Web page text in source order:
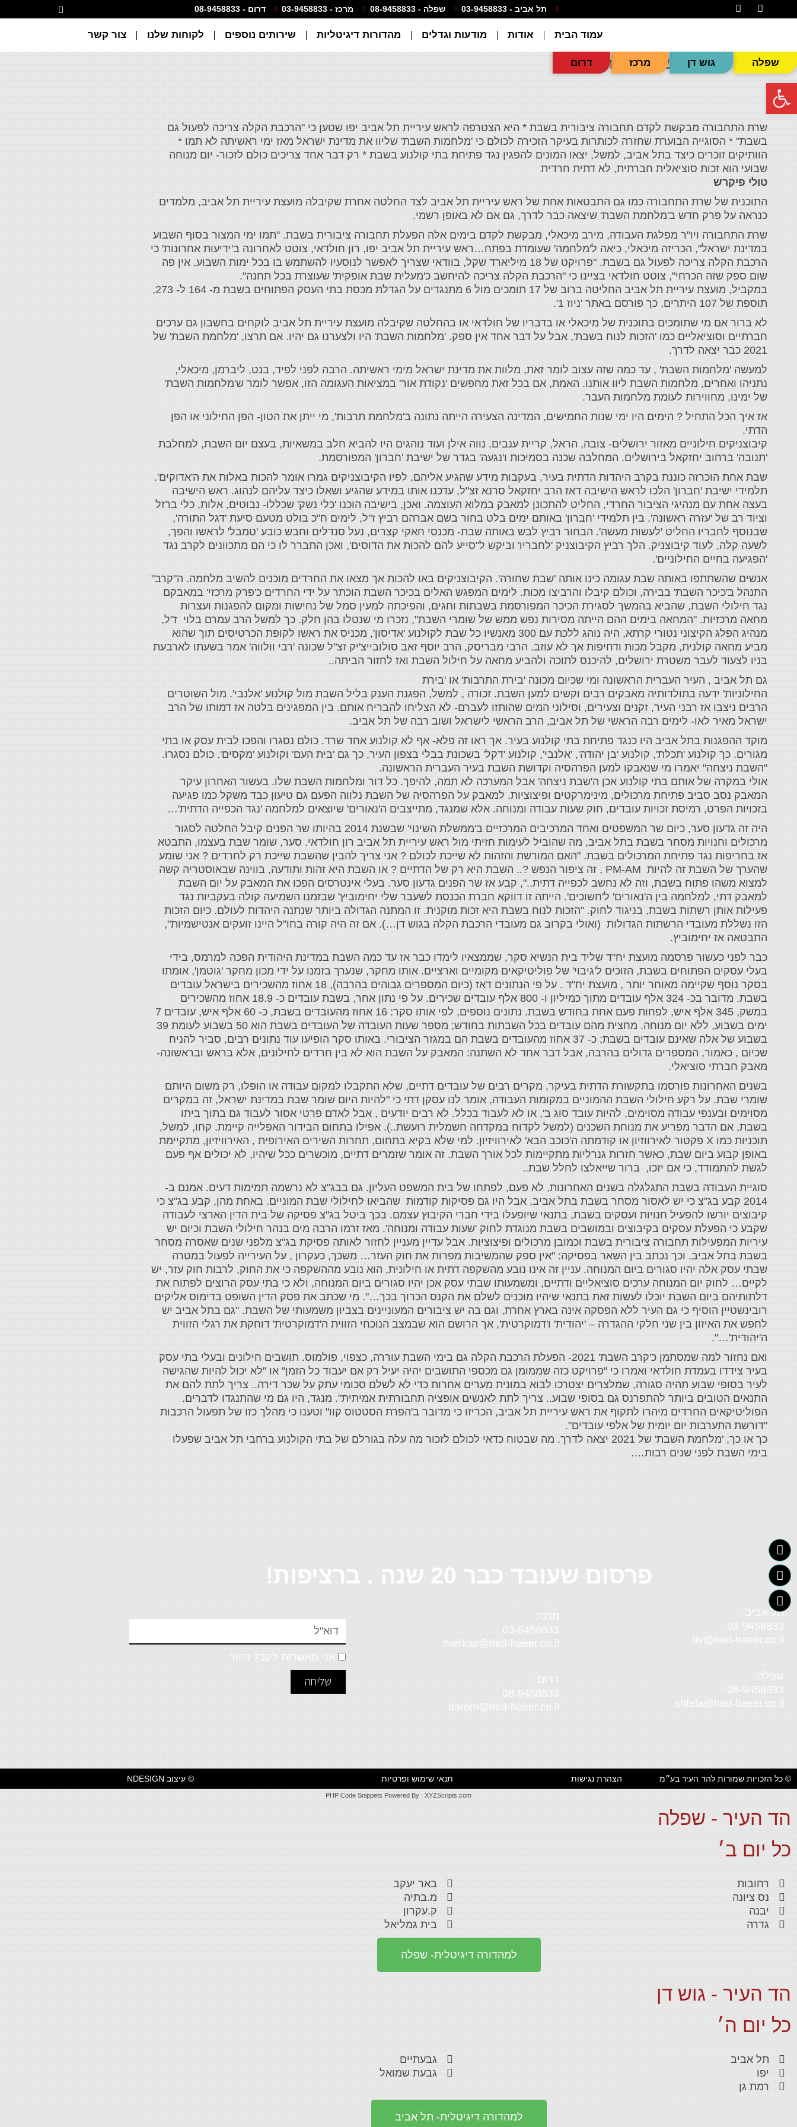
תל אביב - 03-9458833 שפלה - 08-9458833 מרכז - 03-9458833 דרום - 08-9458833
עמוד הבית אודות מודעות וגדלים מהדורות דיגיטליות שירותים נוספים לקוחות שלנו צור קשר
שפלה גוש דן מרכז דרום
מלחמת השבת' (שוב) יצאה לדרך
שרת התחבורה מבקשת לקדם תחבורה ציבורית בשבת * היא הצטרפה לראש עיריית תל אביב יפו שטען כי "הרכבת הקלה צריכה לפעול גם
בשבת" * הסוגייה הבוערת שחזרה לכותרות בעיקר הזכירה לכולם כי 'מלחמות השבת' שליוו את מדינת ישראל מאז ימי ראשיתה לא תמו *
הוותיקים זוכרים כיצד בתל אביב, למשל, יצאו המונים להפגין נגד פתיחת בתי קולנוע בשבת * רק דבר אחד צריכים כולם לזכור- יום מנוחה
שבועי הוא זכות סוציאלית חברתית, לא דתית חרדית
טולי פיקרש
‎התוכנית של שרת התחבורה כמו גם התבטאות אחת של ראש עיריית תל אביב לצד החלטה אחרת שקיבלה מועצת עיריית תל אביב, מלמדים
כנראה על פרק חדש ב'מלחמת השבת' שיצאה כבר לדרך, גם אם לא באופן רשמי.
‎שרת התחבורה ויו"ר מפלגת העבודה, מירב מיכאלי, מבקשת לקדם בימים אלה הפעלת תחבורה ציבורית בשבת. "תמו ימי המצור בסוף השבוע
במדינת ישראל", הכריזה מיכאלי, כיאה ל'מלחמה' שעומדת בפתח…ראש עיריית תל אביב יפו, רון חולדאי, צוטט לאחרונה ב'ידיעות אחרונות' כי
הרכבת הקלה צריכה לפעול גם בשבת. "פרויקט של 18 מיליארד שקל, בוודאי שצריך לאפשר לנוסעיו להשתמש בו בכל ימות השבוע, אין פה
שום ספק שזה הכרחי", צוטט חולדאי בציינו כי "הרכבת הקלה צריכה להיחשב כ'מעלית שבת אופקית' שעוצרת בכל תחנה".
‎במקביל, מועצת עיריית תל אביב החליטה ברוב של 17 תומכים מול 6 מתנגדים על הגדלת מכסת בתי העסק הפתוחים בשבת מ- 164 ל- 273,
תוספת של 107 היתרים, כך פורסם באתר 'ניוז 1'.
‎לא ברור אם מי שתומכים בתוכנית של מיכאלי או בדבריו של חולדאי או בהחלטה שקיבלה מועצת עיריית תל אביב לוקחים בחשבון גם ערכים
חברתיים וסוציאליים כמו 'הזכות לנוח בשבת', אבל על דבר אחד אין ספק. 'מלחמות השבת' היו ולצערנו גם יהיו. אם תרצו, 'מלחמת השבת' של
2021 כבר יצאה לדרך.
‎למעשה 'מלחמות השבת' , עד כמה שזה עצוב לומר זאת, מלוות את מדינת ישראל מימי ראשיתה. הרבה לפני לפיד, בנט, ליברמן, מיכאלי,
נתניהו ואחרים, מלחמות השבת ליוו אותנו. האמת, אם בכל זאת מחפשים 'נקודת אור' במציאות העגומה הזו, אפשר לומר ש'מלחמות השבת'
של ימינו, מחווירות לעומת מלחמות העבר.
‎אז איך הכל התחיל ? הימים היו ימי שנות החמישים, המדינה הצעירה הייתה נתונה ב'מלחמת תרבות', מי ייתן את הטון- הפן החילוני או הפן
הדתי.
‎קיבוצניקים חילוניים מאזור ירושלים- צובה, הראל, קריית ענבים, נווה אילן ועוד נוהגים היו להביא חלב במשאיות, בעצם יום השבת, למחלבת
'תנובה' ברחוב יחזקאל בירושלים. המחלבה שכנה בסמיכות ו'נגעה' בגדר של ישיבת 'חברון' המפורסמת.
‎שבת אחת הוכרזה כוננת בקרב היהדות הדתית בעיר, בעקבות מידע שהגיע אליהם, לפיו הקיבוצניקים גמרו אומר להכות באלות את ה'אדוקים'.
תלמידי ישיבת 'חברון' הלכו לראש הישיבה דאז הרב יחזקאל סרנא זצ"ל, עדכנו אותו במידע שהגיע ושאלו כיצד עליהם לנהוג. ראש הישיבה
בעצה אחת עם מנהיגי הציבור החרדי, החליט להתכונן למאבק במלוא העוצמה. ואכן, בישיבה הוכנו 'כלי נשק' שכללו- נבוטים, אלות, כלי ברזל
וציוד רב של 'עזרה ראשונה'. בין תלמידי 'חברון' באותם ימים בלט בחור בשם אברהם רביץ ז"ל, לימים ח"כ בולט מטעם סיעת 'דגל התורה',
שבנוסף לחבריו החליט 'לעשות מעשה'. הבחור רביץ לבש באותה שבת- מכנסי חאקי קצרים, נעל סנדלים וחבש כובע 'טמבל' לראשו והפך,
לשעה קלה, לעוד קיבוצניק. הלך רביץ הקיבוצניק 'לחבריו' וביקש ל"סייע להם להכות את הדוסים', ואכן התברר לו כי הם מתכוונים לקרב נגד
'הפגיעה בחיים החילוניים'.
‎אנשים שהשתתפו באותה שבת עגומה כינו אותה 'שבת שחורה'. הקיבוצניקים באו להכות אך מצאו את החרדים מוכנים להשיב מלחמה. ה"קרב"
התנהל ב'כיכר השבת' בבירה, וכולם קיבלו והרביצו מכות. לימים המפגש האלים בכיכר השבת הוכתר על ידי החרדים כ'פרק מרכזי' במאבקם
נגד חילולי השבת, שהביא בהמשך לסגירת הכיכר המפורסמת בשבתות וחגים, והפיכתה למעין סמל של נחישות ומקום להפגנות ועצרות
מחאה מרכזיות. "המחאה בימים ההם הייתה מסירות נפש ממש של שומרי השבת", נזכרו מי שנטלו בהן חלק. כך למשל הרב עמרם בלוי ז"ל,
מנהיג הפלג הקיצוני נטורי קרתא, היה נוהג ללכת עם 300 מאנשיו כל שבת לקולנוע 'אדיסון', מכניס את ראשו לקופת הכרטיסים תוך שהוא
מביע מחאה קולנית, מקבל מכות ודחיפות אך לא עוזב. הרבי מבריסק, הרב יוסף זאב סולובייצ'יק זצ"ל שכונה 'רבי וולווה' אמר בשעתו לארבעת
בניו לצעוד לעבר משטרת ירושלים, להיכנס לתוכה ולהביע מחאה על חילול השבת ואז לחזור הביתה..
גם תל אביב , העיר העברית הראשונה ומי שכיום מכונה 'בירת התרבות' או 'בירת
החילוניות' ידעה בתולדותיה מאבקים רבים וקשים למען השבת. זכורה , למשל, הפגנת הענק בליל השבת מול קולנוע 'אלנבי'. מול השוטרים
הרבים ניצבו אז רבני העיר, זקנים וצעירים, וסילוני המים שהותזו לעברם- לא הצליחו להבריח אותם. בין המפגינים בלטה אז דמותו של הרב
ישראל מאיר לאו- לימים רבה הראשי של תל אביב, הרב הראשי לישראל ושוב רבה של תל אביב.
‎מוקד ההפגנות בתל אביב היו כנגד פתיחת בתי קולנוע בעיר. אך ראו זה פלא- אף לא קולנוע אחד שרד. כולם נסגרו והפכו לבית עסק או בתי
מגורים. כך קולנוע 'תכלת', קולנוע 'בן יהודה', 'אלנבי', קולנוע 'דקל' בשכונת בבלי בצפון העיר, כך גם 'בית העם' וקולנוע 'מקסים'. כולם נסגרו.
"השבת ניצחה" יאמרו מי שנאבקו למען הפרהסיה וקדושת השבת בעיר העברית הראשונה.
‎אולי במקרה של אותם בתי קולנוע אכן ה'שבת ניצחה' אבל המערכה לא תמה, להיפך. כל דור ומלחמות השבת שלו. בעשור האחרון עיקר
המאבק נסב סביב פתיחת מרכולים, מינימרקטים ופיצוציות. למאבק על הפרהסיה של השבת נלווה הפעם גם טיעון כבד משקל כמו פגיעה
בזכויות הפרט, רמיסת זכויות עובדים, חוק שעות עבודה ומנוחה. אלא שמנגד, מתייצבים ה'נאורים' שיוצאים למלחמה 'נגד הכפייה הדתית'…
‎היה זה גדעון סער, כיום שר המשפטים ואחד המרכיבים המרכזיים ב'ממשלת השינוי' שבשנת 2014 בהיותו שר הפנים קיבל החלטה לסגור
מרכולים וחנויות מסחר בשבת בתל אביב, מה שהוביל לעימות חזיתי מול ראש עיריית תל אביב רון חולדאי. סער, שומר שבת בעצמו, התבטא
אז בחריפות נגד פתיחת המרכולים בשבת. "האם המורשת והזהות לא שייכת לכולם ? אני צריך להבין שהשבת שייכת רק לחרדים ? אני שומע
שהערך של השבת זה להיות PM-AM , זה ציפור הנפש ?.. השבת היא רק של הדתיים ? או השבת היא זהות ותודעה, בווינה שבאוסטריה קשה
למצוא משהו פתוח בשבת, וזה לא נחשב לכפייה דתית..", קבע אז שר הפנים גדעון סער. בעלי אינטרסים הפכו את המאבק על יום השבת
למאבק דתי, למלחמה בין ה'נאורים' ל'חשוכים'. הייתה זו דווקא חברת הכנסת לשעבר שלי יחימוביץ' שבזמנו השמיעה קולה בעקביות נגד
פעילות אותן רשתות בשבת, בניגוד לחוק. "הזכות לנוח בשבת היא זכות מוקנית. זו המתנה הגדולה ביותר שנתנה היהדות לעולם. כיום הזכות
הזו נשללת מעובדי הרשתות הגדולות (ואולי בקרוב גם מעובדי הרכבת הקלה בגוש דן…). אם זה היה קורה בחו"ל היינו זועקים אנטישמיות",
התבטאה אז יחימוביץ.
‎כבר לפני כעשור פרסמה מועצת יח"ד שליד בית הנשיא סקר, שממצאיו לימדו כבר אז עד כמה השבת במדינת היהודית הפכה למרמס, בידי
בעלי עסקים הפתוחים בשבת, הזוכים ל'גיבוי' של פוליטיקאים מקומיים וארציים. אותו מחקר, שנערך בזמנו על ידי מכון מחקר 'גוטמן', אומתו
בסקר נוסף שקיימה מאוחר יותר , מועצת יח"ד . על פי הנתונים דאז (כיום המספרים גבוהים בהרבה), 18 אחוז מהשכירים בישראל עובדים
בשבת. מדובר בכ- 324 אלף עובדים מתוך כמיליון ו- 800 אלף עובדים שכירים. על פי נתון אחר, בשבת עובדים כ- 18.9 אחוז מהשכירים
במשק, 345 אלף איש, לפחות פעם אחת בחודש בשבת. נתונים נוספים, לפי אותו סקר: 16 אחוז מהעובדים בשבת, כ- 60 אלף איש, עובדים 7
ימים בשבוע, ללא יום מנוחה. מחצית מהם עובדים בכל השבתות בחודש; מספר שעות העובדה של העובדים בשבת הוא 50 בשבוע לעומת 39
בשבוע של אלה שאינם עובדים בשבת; כ- 37 אחוז מהעובדים בשבת הם במגזר הציבורי. באותו סקר הופיעו עוד נתונים רבים, סביר להניח
שכיום , כאמור, המספרים גדולים בהרבה, אבל דבר אחד לא השתנה: המאבק על השבת הוא לא בין חרדים לחילונים, אלא בראש ובראשונה-
מאבק חברתי סוציאלי.
‎בשנים האחרונות פורסמו בתקשורת הדתית בעיקר, מקרים רבים של עובדים דתיים, שלא התקבלו למקום עבודה או הופלו, רק משום היותם
שומרי שבת. על רקע חילולי השבת ההמוניים במקומות העבודה, אומר לנו עסקן דתי כי "להיות היום שומר שבת במדינת ישראל, זה במקרים
מסוימים ובענפי עבודה מסוימים, להיות עובד סוג ב', או לא לעבוד בכלל. לא רבים יודעים , אבל לאדם פרטי אסור לעבוד גם בתוך ביתו
בשבת, אם הדבר מפריע את מנוחת השכנים (למשל לקדוח במקדחה חשמלית רועשת..). אפילו בתחום הבידור האפלייה קיימת. קחו, למשל,
תוכניות כמו X פקטור לאירווזיון או קודמתה ה'כוכב הבא' לאירוויזיון. למי שלא בקיא בתחום, תחרות השירים האירופית , האירוויזיון, מתקיימת
באופן קבוע ביום שבת, כאשר חזרות גנרליות מתקיימות לכל אורך השבת. זה אומר שזמרים דתיים, מוכשרים ככל שיהיו, לא יכולים אף פעם
לגשת להתמודד, כי אם יזכו, ברור שייאלצו לחלל שבת..
‎סוגיית העבודה בשבת התגלגלה בשנים האחרונות, לא פעם, לפתחו של בית המשפט העליון. גם בבג"צ לא נרשמה תמימות דעים. אמנם ב-
2014 קבע בג"צ כי יש לאסור מסחר בשבת בתל אביב, אבל היו גם פסיקות קודמות שהביאו לחילולי שבת המוניים. באחת מהן, קבע בג"צ כי
קיבוצים יורשו להפעיל חנויות ועסקים בשבת, בתנאי שיופעלו בידי חברי הקיבוץ עצמם. בכך ביטל בג"צ פסיקה של בית הדין הארצי לעבודה
שקבע כי הפעלת עסקים בקיבוצים ובמושבים בשבת מנוגדת לחוק 'שעות עבודה ומנוחה'. מאז זרמו הרבה מים בנהר חילולי השבת וכיום יש
עיריות המפעילות תחבורה ציבורית בשבת וכמובן מרכולים ופיצוציות. אבל עדיין מעניין לחזור לאותה פסיקת בג"צ מלפני שנים שאסרה מסחר
בשבת בתל אביב. וכך נכתב בין השאר בפסיקה: "אין ספק שהמשיבות מפרות את חוק העזר… משכך, כעקרון , על העירייה לפעול במטרה
שבתי עסק אלה יהיו סגורים ביום המנוחה. עניין זה אינו נובע מהשקפה דתית או חילונית, הוא נובע מההשקפה כי את החוק, לרבות חוק עזר, יש
לקיים… לחוק יום המנוחה ערכים סוציאליים ודתיים, ומשמעותו שבתי עסק אכן יהיו סגורים ביום המנוחה, ולא כי בתי עסק הרוצים לפתוח את
דלתותיהם ביום השבת יוכלו לעשות זאת בתנאי שיהיו מוכנים לשלם את הקנס הכרוך בכך…". מי שכתב את פסק הדין השופט בדימוס אליקים
רובינשטיין הוסיף כי גם העיר ללא הפסקה אינה בארץ אחרת, וגם בה יש ציבורים המעוניינים בצביון משמעותי של השבת. "גם בתל אביב יש
לחפש את האיזון בין שני חלקי ההגדרה – 'יהודית' ו'דמוקרטית', אך הרושם הוא שבמצב הנוכחי הזווית ה'דמוקרטית' דוחקת את רגלי הזווית
ה'יהודית'…".
‎ואם נחזור למה שמסתמן כ'קרב השבת' 2021- הפעלת הרכבת הקלה גם בימי השבת עוררה, כצפוי, פולמוס. תושבים חילונים ובעלי בתי עסק
בעיר צידדו בעמדת חולדאי ואמרו כי "פרויקט כזה שממומן גם מכספי התושבים יהיה יעיל רק אם יעבוד כל הזמן" או "לא יכול להיות שהגישה
לעיר בסופי שבוע תהיה סגורה, שמלצרים יצטרכו לבוא במונית מערים אחרות כדי לא לשלם סכומי עתק על שכר דירה.. צריך לתת להם את
התנאים הטובים ביותר להתפרנס גם בסופי שבוע.. צריך לתת לאנשים אופציה תחבורתית אמיתית". מנגד, היו גם מי שהתנגדו לדברים.
הפוליטיקאים החרדים מיהרו לתקוף את ראש עיריית תל אביב, הכריזו כי מדובר ב'הפרת הסטטוס קוו" וטענו כי מהלך כזו של תפעול הרכבות
"דורשת התערבות יום יומית של אלפי עובדים".
‎כך או כך, 'מלחמת השבת' של 2021 יצאה לדרך. מה שבטוח כדאי לכולם לזכור מה עלה בגורלם של בתי הקולנוע ברחבי תל אביב שפעלו
בימי השבת לפני שנים רבות….
פרסום שעובד כבר 20 שנה . ברציפות!
תל אביב:
03-9458833
tlv@hed-haeer.co.il
שפלה:
08-9458833
shfela@hed-haeer.co.il
מרכז:
03-9458833
merkaz@hed-haeer.co.il
דרום:
08-9458833
darom@hed-haeer.co.il
אני מאשר/ת לקבל דיוור
שליחה
© כל הזכויות שמורות להד העיר בע״מ הצהרת נגישות תנאי שימוש ופרטיות © עיצוב NDESIGN
PHP Code Snippets Powered By : XYZScripts.com
הד העיר - שפלה
כל יום ב׳
רחובות
נס ציונה
יבנה
גדרה
באר יעקב
מ.בתיה
ק.עקרון
בית גמליאל
למהדורה דיגיטלית- שפלה
הד העיר - גוש דן
כל יום ה׳
תל אביב
יפו
רמת גן
גבעתיים
גבעת שמואל
למהדורה דיגיטלית- תל אביב
פתח סרגל נגישות